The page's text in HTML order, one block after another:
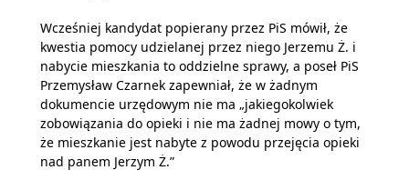
Wcześniej kandydat popierany przez PiS mówił, że
kwestia pomocy udzielanej przez niego Jerzemu Ż. i
nabycie mieszkania to oddzielne sprawy, a poseł PiS
Przemysław Czarnek zapewniał, że w żadnym
dokumencie urzędowym nie ma „jakiegokolwiek
zobowiązania do opieki i nie ma żadnej mowy o tym,
że mieszkanie jest nabyte z powodu przejęcia opieki
nad panem Jerzym Ż.”